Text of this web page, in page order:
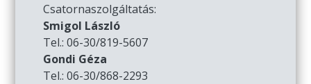
Csatornaszolgáltatás:
Smigol László
Tel.: 06-30/819-5607
Gondi Géza
Tel.: 06-30/868-2293